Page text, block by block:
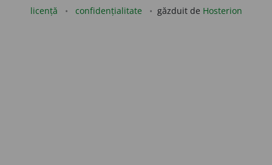
licență confidențialitate găzduit de Hosterion